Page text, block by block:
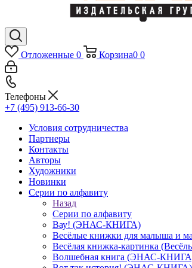
Отложенные 0 Корзина0 0
Телефоны
+7 (495) 913-66-30
Условия сотрудничества
Партнеры
Контакты
Авторы
Художники
Новинки
Серии по алфавиту
Назад
Серии по алфавиту
Вау! (ЭНАС-КНИГА)
Весёлые книжки для малыша
Весёлая книжка-картинка
Волшебная книга (ЭНАС-